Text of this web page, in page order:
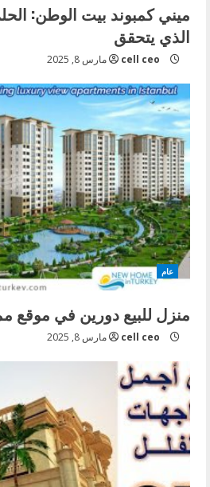
ميني كمبوند بيت الوطن:
الذي يتحقق
cell ceo مارس 8, 2025
عام
منزل للبيع دورين في موقع
cell ceo مارس 8, 2025